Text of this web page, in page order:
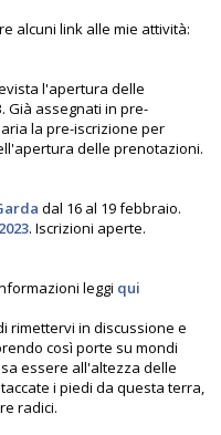
alcuni link alle mie attività:
l'apertura delle
Già assegnati in pre-
la pre-iscrizione per
delle prenotazioni.
dal 16 al 19 febbraio.
. Iscrizioni aperte.
leggi qui
rimettervi in discussione e
così porte su mondi
essere all'altezza delle
i piedi da questa terra,
radici.